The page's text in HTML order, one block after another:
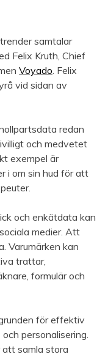
samtalar
Felix Kruth, Chief
Voyado. Felix
vid sidan av
redan
och medvetet
exempel är
i om sin hud för att
och enkätdata kan
medier. Att
Varumärken kan
trattar,
formulär och
för effektiv
personalisering.
samla stora